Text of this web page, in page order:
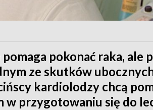
pokonać raka, ale
ze skutków
kardiolodzy chcą
w przygotowaniu się do